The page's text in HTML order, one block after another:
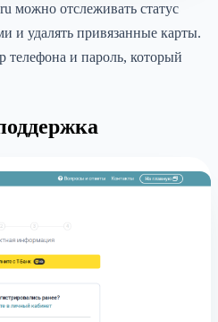
можно отслеживать статус
и удалять привязанные карты.
телефона и пароль, который